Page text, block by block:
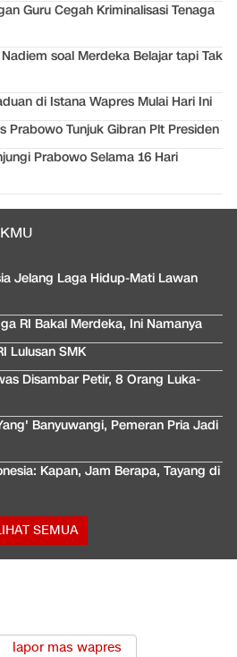
Guru Cegah Kriminalisasi Tenaga
soal Merdeka Belajar tapi Tak
di Istana Wapres Mulai Hari Ini
Prabowo Tunjuk Gibran Plt Presiden
Prabowo Selama 16 Hari
Jelang Laga Hidup-Mati Lawan
RI Bakal Merdeka, Ini Namanya
Lulusan SMK
Disambar Petir, 8 Orang Luka-
Banyuwangi, Pemeran Pria Jadi
Kapan, Jam Berapa, Tayang di
SEMUA
lapor mas wapres